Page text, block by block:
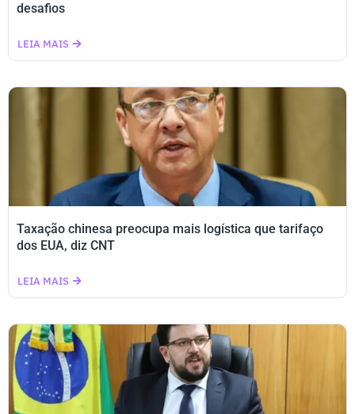
desafios
LEIA MAIS
Taxação chinesa preocupa mais logística que tarifaço
dos EUA, diz CNT
LEIA MAIS